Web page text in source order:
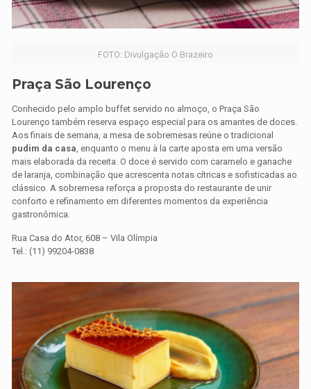
FOTO: Divulgação O Brazeiro
Praça São Lourenço
Conhecido pelo amplo buffet servido no almoço, o Praça São
Lourenço também reserva espaço especial para os amantes de doces.
Aos finais de semana, a mesa de sobremesas reúne o tradicional
pudim da casa, enquanto o menu à la carte aposta em uma versão
mais elaborada da receita. O doce é servido com caramelo e ganache
de laranja, combinação que acrescenta notas cítricas e sofisticadas ao
clássico. A sobremesa reforça a proposta do restaurante de unir
conforto e refinamento em diferentes momentos da experiência
gastronômica.
Rua Casa do Ator, 608 – Vila Olímpia
Tel.: (11) 99204-0838